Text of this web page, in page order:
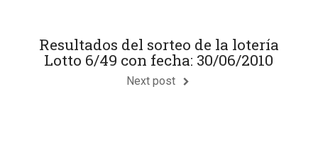
Resultados del sorteo de la lotería
Lotto 6/49 con fecha: 30/06/2010
Next post